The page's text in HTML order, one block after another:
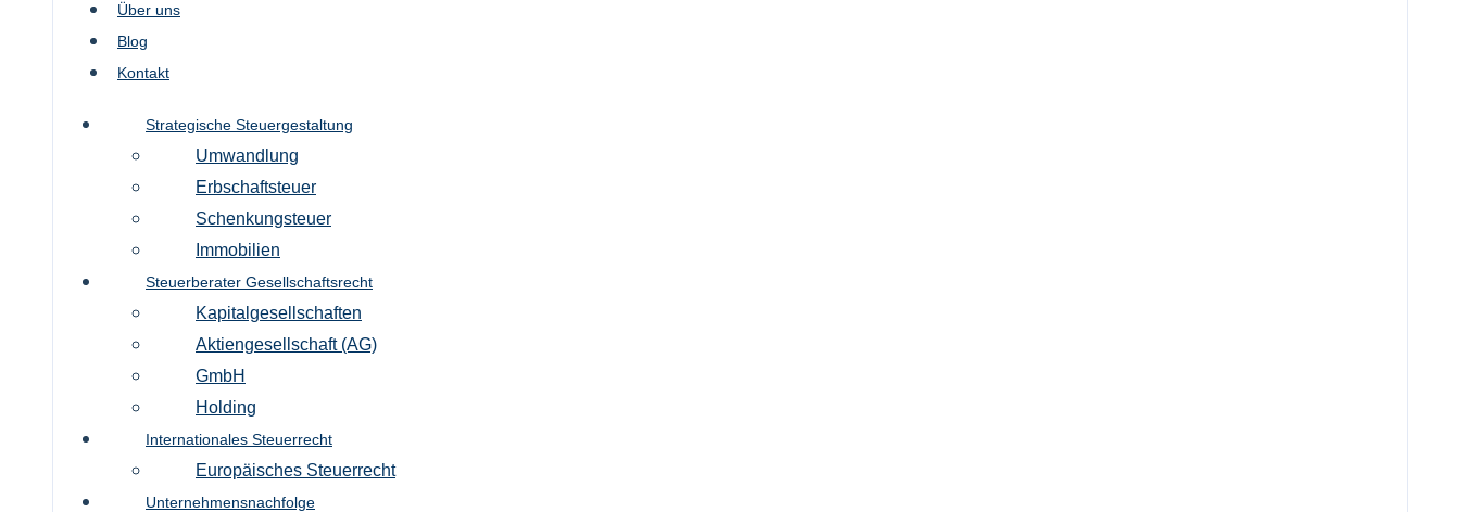
Über uns
Blog
Kontakt
Strategische Steuergestaltung
Umwandlung
Erbschaftsteuer
Schenkungsteuer
Immobilien
Steuerberater Gesellschaftsrecht
Kapitalgesellschaften
Aktiengesellschaft (AG)
GmbH
Holding
Internationales Steuerrecht
Europäisches Steuerrecht
Unternehmensnachfolge